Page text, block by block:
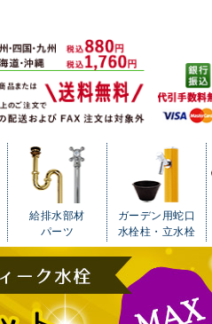
給排水部材
パーツ
ガーデン用蛇口
水栓柱・立水栓